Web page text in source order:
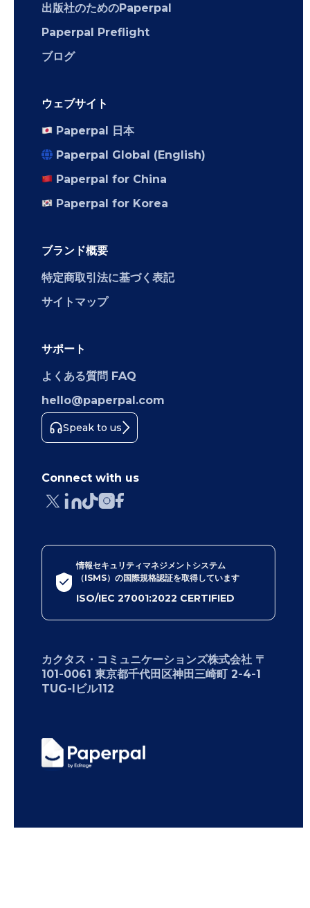
出版社のためのPaperpal
Paperpal Preflight
ブログ
ウェブサイト
Paperpal 日本
Paperpal Global (English)
Paperpal for China
Paperpal for Korea
ブランド概要
特定商取引法に基づく表記
サイトマップ
サポート
よくある質問 FAQ
hello@paperpal.com
Speak to us
Connect with us
情報セキュリティマネジメントシステム
（ISMS）の国際規格認証を取得しています
ISO/IEC 27001:2022 CERTIFIED
カクタス・コミュニケーションズ株式会社 〒
101-0061 東京都千代田区神田三崎町 2-4-1
TUG-Iビル112